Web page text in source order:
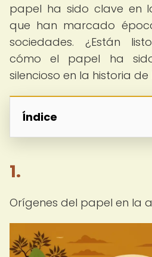
papel ha sido clave en
que han marcado
sociedades. ¿Están
cómo el papel ha
silencioso en la historia
Índice
1.
Orígenes del papel en la